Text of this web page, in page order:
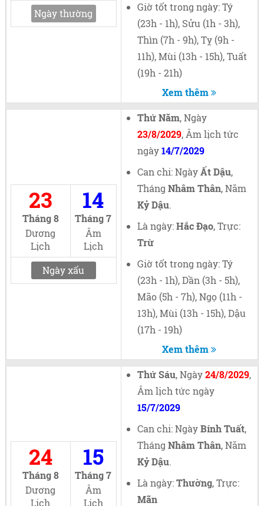
Ngày thường
Giờ tốt trong ngày: Tý
(23h - 1h), Sửu (1h - 3h),
Thìn (7h - 9h), Tỵ (9h -
11h), Mùi (13h - 15h), Tuất
(19h - 21h)
Xem thêm
23
Tháng 8
Dương
Lịch
14
Tháng 7
Âm
Lịch
Ngày xấu
Thứ Năm, Ngày
23/8/2029, Âm lịch tức
ngày14/7/2029
Can chi: NgàyẤt Dậu,
Tháng Nhâm Thân, Năm
Kỷ Dậu.
Là ngày:Hắc Đạo, Trực:
Trừ
Giờ tốt trong ngày: Tý
(23h - 1h), Dần (3h - 5h),
Mão (5h - 7h), Ngọ (11h -
13h), Mùi (13h - 15h), Dậu
(17h - 19h)
Xem thêm
24
Tháng 8
Dương
Lịch
15
Tháng 7
Âm
Lịch
Thứ Sáu, Ngày24/8/2029,
Âm lịch tức ngày
15/7/2029
Can chi: NgàyBính Tuất,
Tháng Nhâm Thân, Năm
Kỷ Dậu.
Là ngày:Thường, Trực:
Mãn